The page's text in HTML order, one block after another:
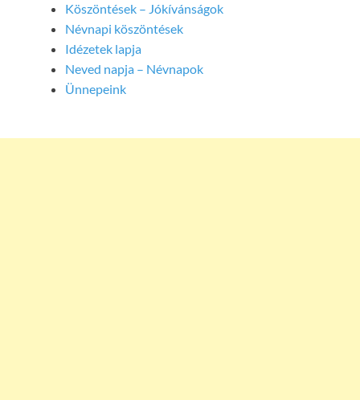
Köszöntések – Jókívánságok
Névnapi köszöntések
Idézetek lapja
Neved napja – Névnapok
Ünnepeink